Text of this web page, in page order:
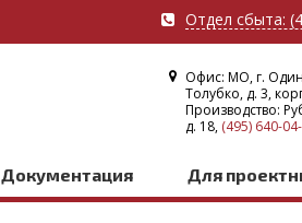
Отдел сбыта:
Офис: МО, г.
Толубко, д. 3,
Производство:
д. 18, (495) 640-
Документация Для